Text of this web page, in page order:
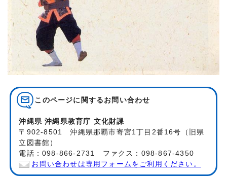
このページに関する お問い合わせ
沖縄県 沖縄県教育庁 文化財課
〒902-8501 沖縄県那覇市寄宮1丁目2番16号（旧県
立図書館）
電話：098-866-2731 ファクス：098-867-4350
お問い合わせは専用フォームをご利用ください。